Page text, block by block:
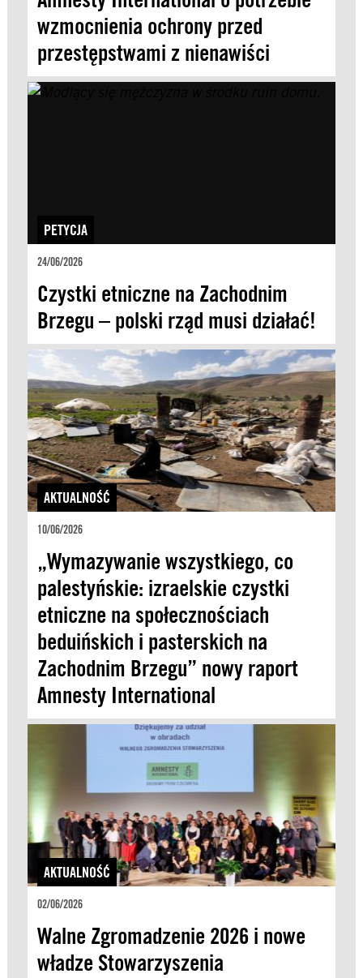
wzmocnienia ochrony przed
przestępstwami z nienawiści
PETYCJA
24/06/2026
Czystki etniczne na Zachodnim
Brzegu – polski rząd musi działać!
AKTUALNOŚĆ
10/06/2026
„Wymazywanie wszystkiego, co
palestyńskie: izraelskie czystki
etniczne na społecznościach
beduińskich i pasterskich na
Zachodnim Brzegu” nowy raport
Amnesty International
AKTUALNOŚĆ
02/06/2026
Walne Zgromadzenie 2026 i nowe
władze Stowarzyszenia